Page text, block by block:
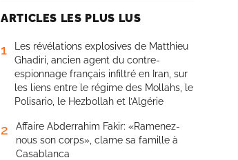
ARTICLES LES PLUS LUS
1
Les révélations explosives de Matthieu
Ghadiri, ancien agent du contre-
espionnage français infiltré en Iran, sur
les liens entre le régime des Mollahs, le
Polisario, le Hezbollah et l’Algérie
2
Affaire Abderrahim Fakir: «Ramenez-
nous son corps», clame sa famille à
Casablanca